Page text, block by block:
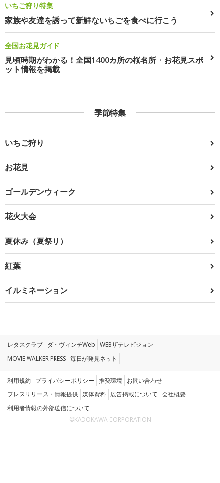
いちご狩り特集
家族や友達を誘って新鮮ないちごを食べに行こう
全国お花見ガイド
見頃時期がわかる！全国1400カ所の桜名所・お花見スポ
ット情報を掲載
季節特集
いちご狩り
お花見
ゴールデンウィーク
花火大会
夏休み（夏祭り）
紅葉
イルミネーション
レタスクラブ ダ・ヴィンチWeb WEBザテレビジョン
MOVIE WALKER PRESS 毎日が発見ネット
利用規約 プライバシーポリシー 推奨環境 お問い合わせ
プレスリリース・情報提供 媒体資料 広告掲載について 会社概要
利用者情報の外部送信について
©KADOKAWA CORPORATION